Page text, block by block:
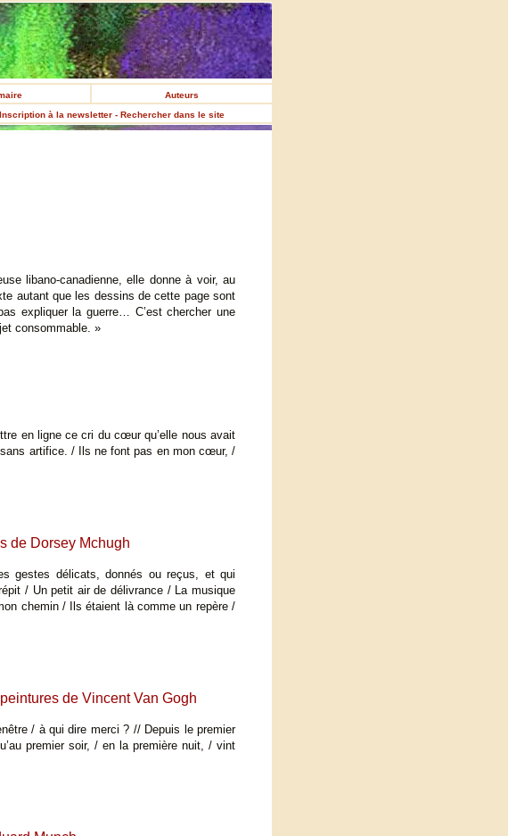
Auteurs
à la newsletter - Rechercher dans le site
libano-canadienne, elle donne à voir, au
autant que les dessins de cette page sont
expliquer la guerre… C’est chercher une
consommable. »
en ligne ce cri du cœur qu’elle nous avait
artifice. / Ils ne font pas en mon cœur, /
de Dorsey Mchugh
gestes délicats, donnés ou reçus, et qui
/ Un petit air de délivrance / La musique
chemin / Ils étaient là comme un repère /
de Vincent Van Gogh
/ à qui dire merci ? // Depuis le premier
premier soir, / en la première nuit, / vint